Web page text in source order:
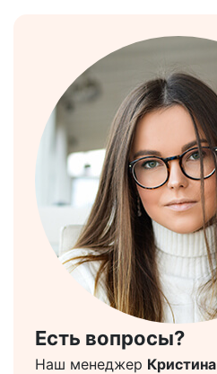
Есть вопросы?
Наш менеджер Кристина